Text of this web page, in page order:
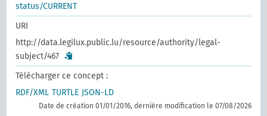
status/CURRENT
URI
http://data.legilux.public.lu/resource/authority/legal-
subject/467
Télécharger ce concept :
RDF/XML TURTLE JSON-LD
Date de création 01/01/2016, dernière modification le 07/08/2026